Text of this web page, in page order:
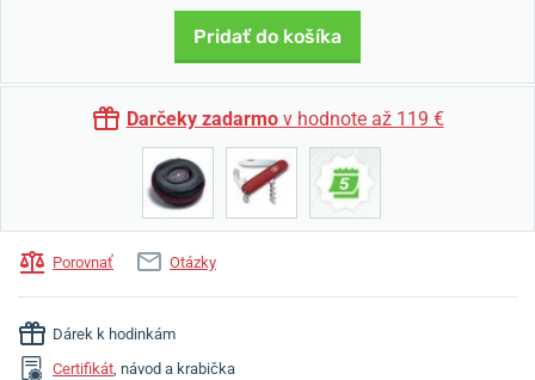
Pridať do košíka
Darčeky zadarmov hodnote až 119 €
Porovnať Otázky
Dárek k hodinkám
Certifikát, návod a krabička